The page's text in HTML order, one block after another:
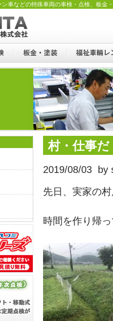
車などの特殊車両の車検・点検、板金
村・仕事だ
2019/08/03 by
先日、実家の
時間を作り帰